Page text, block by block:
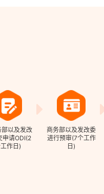
部以及发改
申请ODI(2
作日)
商务部以及发改委
进行预审(7个工作
日)